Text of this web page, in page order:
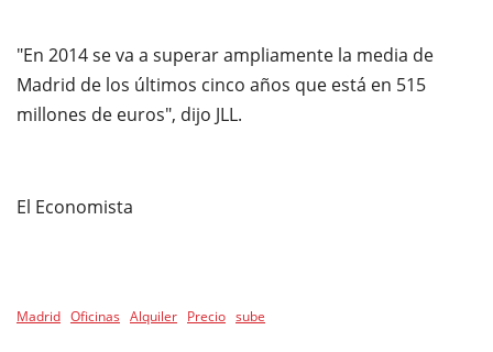
"En 2014 se va a superar ampliamente la media de
Madrid de los últimos cinco años que está en 515
millones de euros", dijo JLL.
El Economista
Madrid Oficinas Alquiler Precio sube